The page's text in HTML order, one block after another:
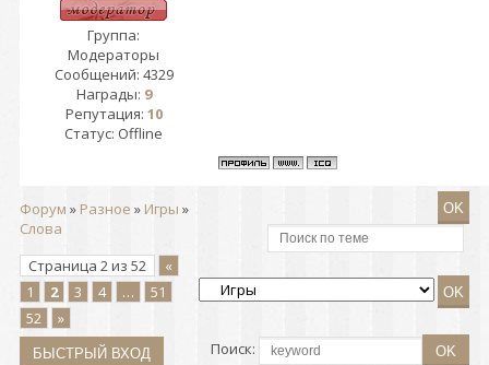
Группа:
Модераторы
Сообщений: 4329
Награды: 9
Репутация: 10
Статус: Offline
Форум » Разное » Игры »
Cлова
Страница 2из 52
«
1
2 3 4 …
51
52
»
Поиск: